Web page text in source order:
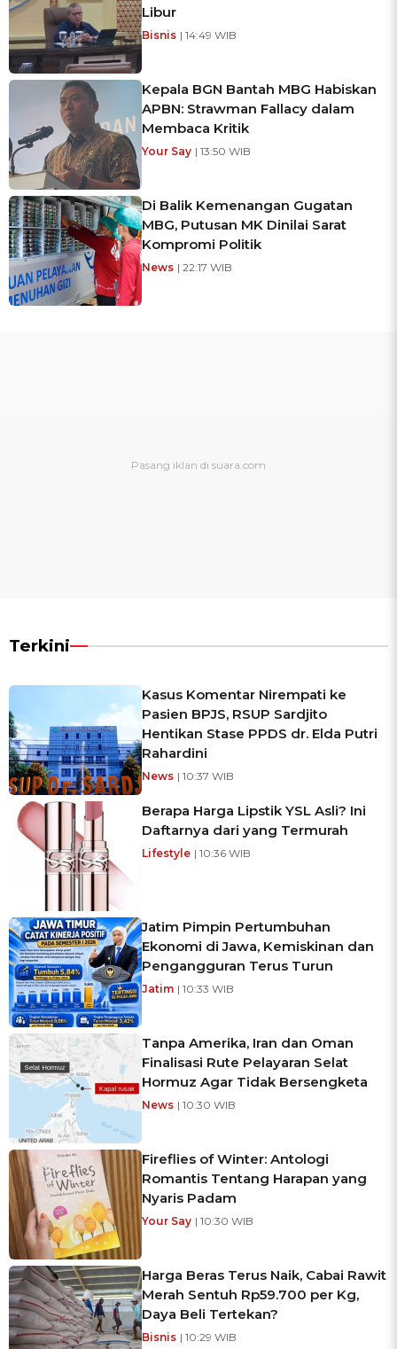
Libur
Bisnis | 14:49 WIB
Kepala BGN Bantah MBG Habiskan
APBN: Strawman Fallacy dalam
Membaca Kritik
Your Say | 13:50 WIB
Di Balik Kemenangan Gugatan
MBG, Putusan MK Dinilai Sarat
Kompromi Politik
News | 22:17 WIB
Terkini
Kasus Komentar Nirempati ke
Pasien BPJS, RSUP Sardjito
Hentikan Stase PPDS dr. Elda Putri
Rahardini
News | 10:37 WIB
Berapa Harga Lipstik YSL Asli? Ini
Daftarnya dari yang Termurah
Lifestyle | 10:36 WIB
Jatim Pimpin Pertumbuhan
Ekonomi di Jawa, Kemiskinan dan
Pengangguran Terus Turun
Jatim | 10:33 WIB
Tanpa Amerika, Iran dan Oman
Finalisasi Rute Pelayaran Selat
Hormuz Agar Tidak Bersengketa
News | 10:30 WIB
Fireflies of Winter: Antologi
Romantis Tentang Harapan yang
Nyaris Padam
Your Say | 10:30 WIB
Harga Beras Terus Naik, Cabai Rawit
Merah Sentuh Rp59.700 per Kg,
Daya Beli Tertekan?
Bisnis | 10:29 WIB